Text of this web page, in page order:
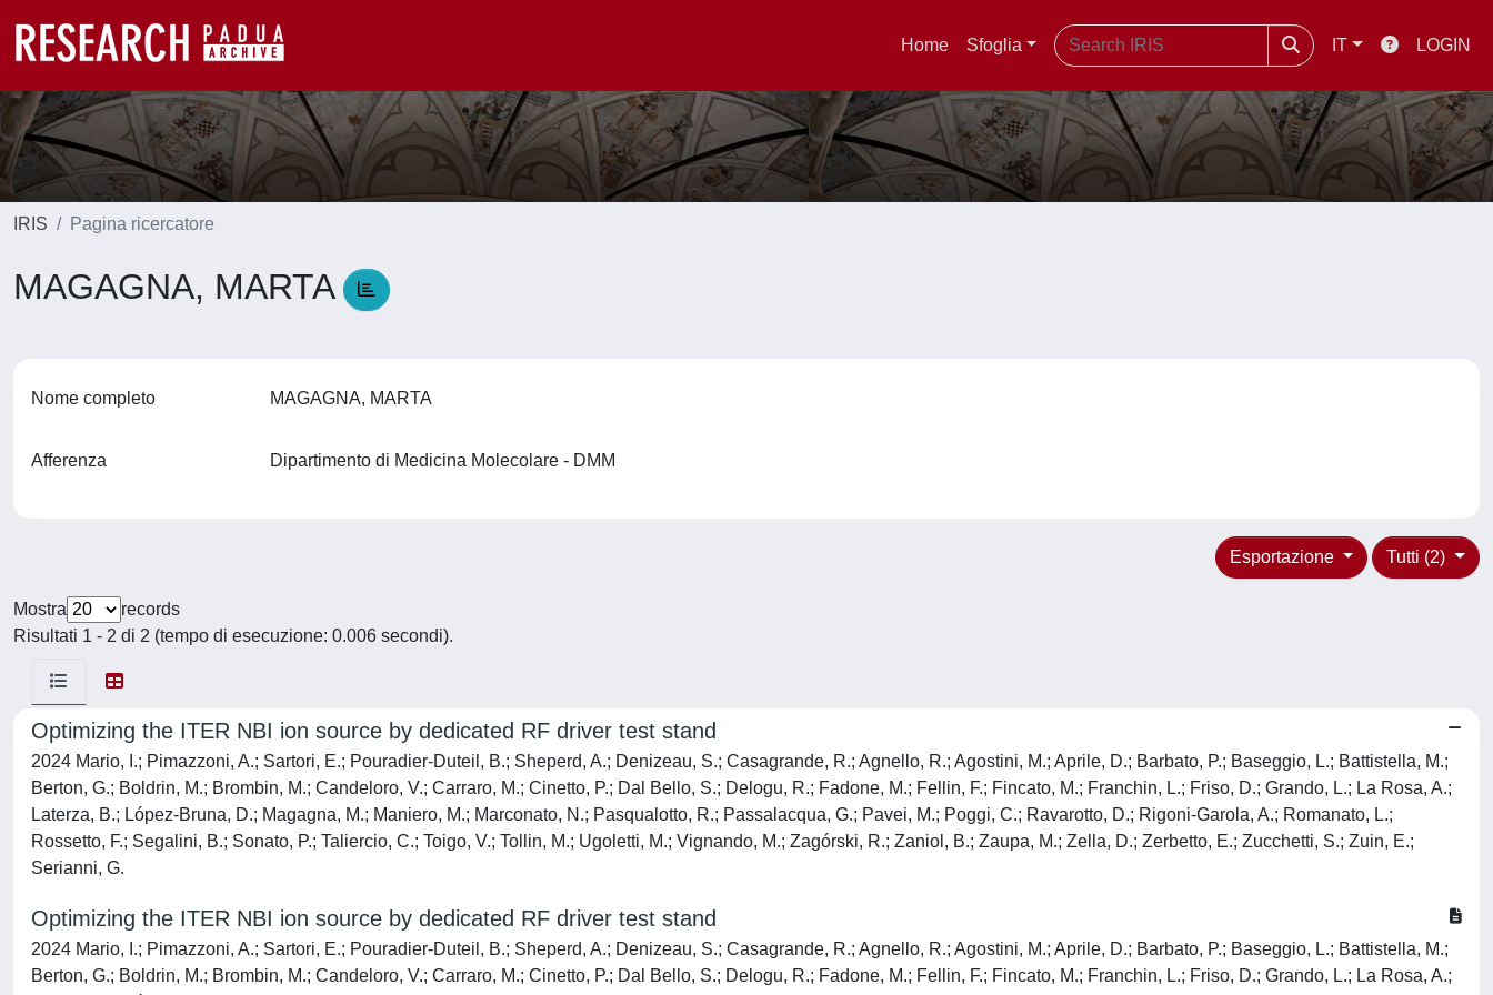
Home Sfoglia IT LOGIN
IRIS Pagina ricercatore
MAGAGNA, MARTA
Nome completo MAGAGNA, MARTA
Afferenza Dipartimento di Medicina Molecolare - DMM
Tutti (2)
Esportazione
Mostra
records
Risultati 1 - 2 di 2 (tempo di esecuzione: 0.006 secondi).
Optimizing the ITER NBI ion source by dedicated RF driver test stand
2024 Mario, I.; Pimazzoni, A.; Sartori, E.; Pouradier-Duteil, B.; Sheperd, A.; Denizeau, S.; Casagrande, R.; Agnello, R.; Agostini, M.; Aprile, D.; Barbato, P.; Baseggio, L.; Battistella, M.;
Berton, G.; Boldrin, M.; Brombin, M.; Candeloro, V.; Carraro, M.; Cinetto, P.; Dal Bello, S.; Delogu, R.; Fadone, M.; Fellin, F.; Fincato, M.; Franchin, L.; Friso, D.; Grando, L.; La Rosa, A.;
Laterza, B.; López-Bruna, D.; Magagna, M.; Maniero, M.; Marconato, N.; Pasqualotto, R.; Passalacqua, G.; Pavei, M.; Poggi, C.; Ravarotto, D.; Rigoni-Garola, A.; Romanato, L.;
Rossetto, F.; Segalini, B.; Sonato, P.; Taliercio, C.; Toigo, V.; Tollin, M.; Ugoletti, M.; Vignando, M.; Zagórski, R.; Zaniol, B.; Zaupa, M.; Zella, D.; Zerbetto, E.; Zucchetti, S.; Zuin, E.;
Serianni, G.
Optimizing the ITER NBI ion source by dedicated RF driver test stand
2024 Mario, I.; Pimazzoni, A.; Sartori, E.; Pouradier-Duteil, B.; Sheperd, A.; Denizeau, S.; Casagrande, R.; Agnello, R.; Agostini, M.; Aprile, D.; Barbato, P.; Baseggio, L.; Battistella, M.;
Berton, G.; Boldrin, M.; Brombin, M.; Candeloro, V.; Carraro, M.; Cinetto, P.; Dal Bello, S.; Delogu, R.; Fadone, M.; Fellin, F.; Fincato, M.; Franchin, L.; Friso, D.; Grando, L.; La Rosa, A.;